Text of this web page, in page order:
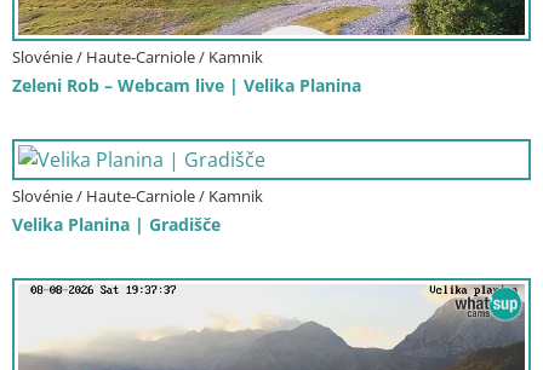
Slovénie / Haute-Carniole / Kamnik
Zeleni Rob – Webcam live | Velika Planina
Slovénie / Haute-Carniole / Kamnik
Velika Planina | Gradišče